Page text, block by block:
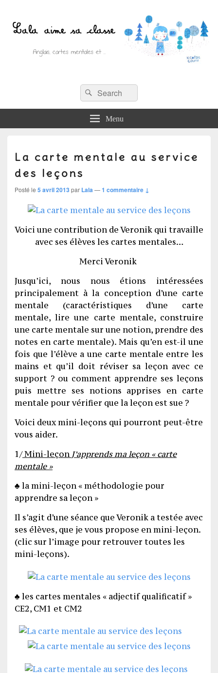
Lala aime sa classe
Anglais, cartes mentales et ….Recherche :
Rechercher
Menu
La carte mentale au service
des leçons
Posté le 5 avril 2013 par Lala—1 commentaire ↓
Voici une contribution de Veronik qui travaille
avec ses élèves les cartes mentales…
Merci Veronik
Jusqu’ici, nous nous étions intéressées
principalement à la conception d’une carte
mentale (caractéristiques d’une carte
mentale, lire une carte mentale, construire
une carte mentale sur une notion, prendre des
notes en carte mentale). Mais qu’en est-il une
fois que l’élève a une carte mentale entre les
mains et qu’il doit réviser sa leçon avec ce
support ? ou comment apprendre ses leçons
puis mettre ses notions apprises en carte
mentale pour vérifier que la leçon est sue ?
Voici deux mini-leçons qui pourront peut-être
vous aider.
1/Mini-leçon J’apprends ma leçon « carte
mentale »
♣ la mini-leçon « méthodologie pour
apprendre sa leçon »
Il s’agit d’une séance que Veronik a testée avec
ses élèves, que je vous propose en mini-leçon.
(clic sur l’image pour retrouver toutes les
mini-leçons).
♣ les cartes mentales « adjectif qualificatif »
CE2, CM1 et CM2